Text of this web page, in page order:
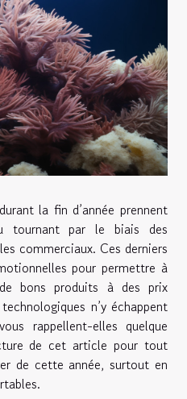
la fin d’année prennent
tournant par le biais des
commerciaux. Ces derniers
pour permettre à
bons produits à des prix
n’y échappent
rappellent-elles quelque
de cet article pour tout
de cette année, surtout en